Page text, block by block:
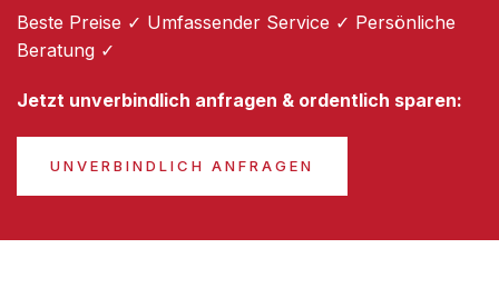
Beste Preise ✓ Umfassender Service ✓ Persönliche
Beratung ✓
Jetzt unverbindlich anfragen & ordentlich sparen:
UNVERBINDLICH ANFRAGEN